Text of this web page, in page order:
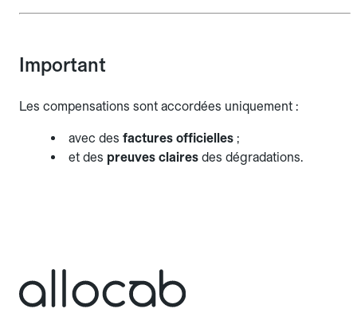
Important
Les compensations sont accordées uniquement :
avec des factures officielles ;
et des preuves claires des dégradations.